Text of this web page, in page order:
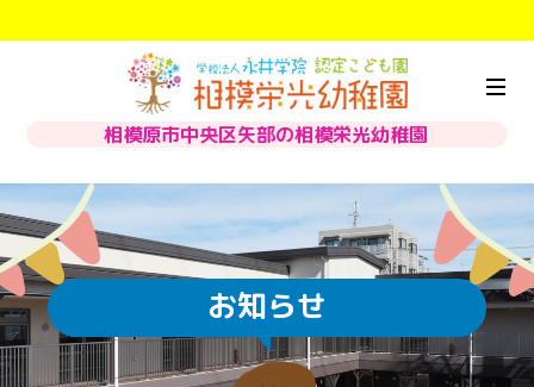
相模原市中央区矢部の相模栄光幼稚園
お知らせ